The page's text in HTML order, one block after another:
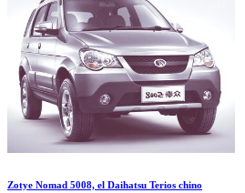
Zotye Nomad 5008, el Daihatsu Terios chino